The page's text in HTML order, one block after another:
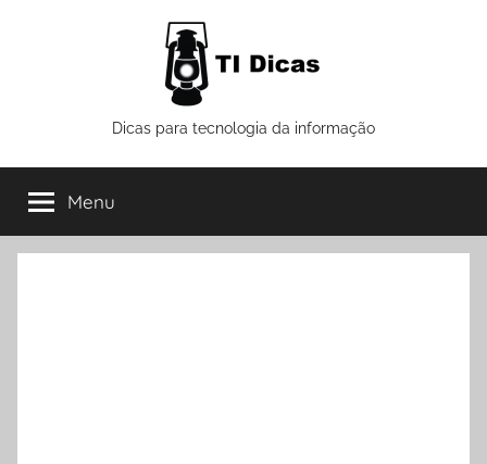
Dicas
Dicas para tecnologia da informação
Menu